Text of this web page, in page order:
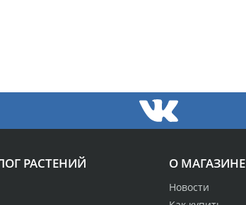
О МАГАЗИНЕ
Новости
РАСТЕНИЙ